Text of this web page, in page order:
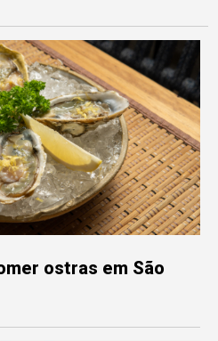
ostras em São